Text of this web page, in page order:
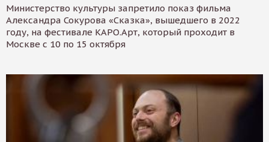
Министерство культуры запретило показ фильма
Александра Сокурова «Сказка», вышедшего в 2022
году, на фестивале КАРО.Арт, который проходит в
Москве с 10 по 15 октября